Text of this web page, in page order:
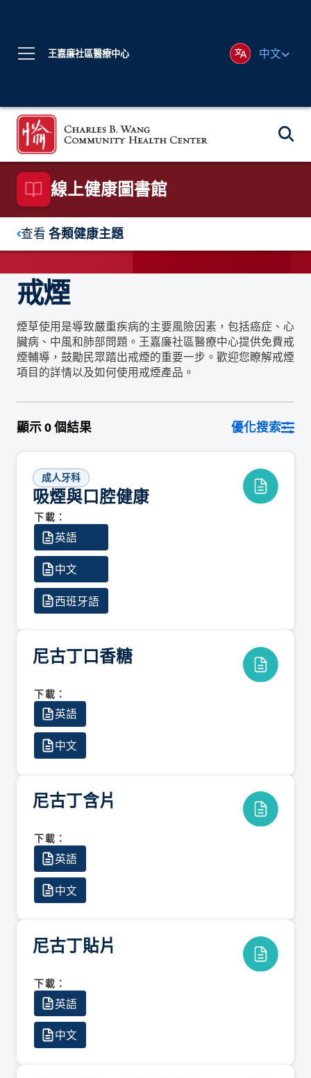
王嘉廉社區醫療中心 中文
線上健康圖書館
查看 各類健康主題
戒煙
煙草使用是導致嚴重疾病的主要風險因素，包括癌症、心
臟病、中風和肺部問題。王嘉廉社區醫療中心提供免費戒
煙輔導，鼓勵民眾踏出戒煙的重要一步。歡迎您瞭解戒煙
項目的詳情以及如何使用戒煙產品。
顯示0個結果 優化搜索
成人牙科
吸煙與口腔健康
下載：
英語
中文
西班牙語
尼古丁口香糖
下載：
英語
中文
尼古丁含片
下載：
英語
中文
尼古丁貼片
下載：
英語
中文